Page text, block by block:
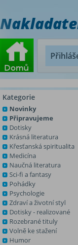
Kategorie
Novinky
Připravujeme
Dotisky
Krásná literatura
Křesťanská spiritualita
Medicína
Naučná literatura
Sci-fi a fantasy
Pohádky
Psychologie
Zdraví a životní styl
Dotisky - realizované
Rozebrané tituly
Volně ke stažení
Humor